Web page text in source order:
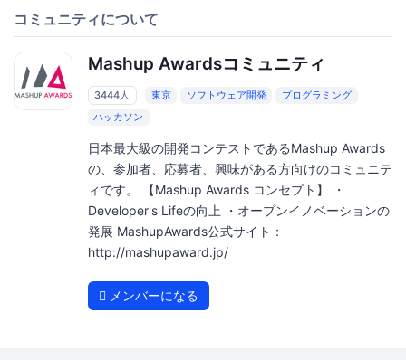
コミュニティについて
Mashup Awardsコミュニティ
3444人 東京 ソフトウェア開発
プログラミング
ハッカソン
日本最大級の開発コンテストであるMashup Awards
の、参加者、応募者、興味がある方向けのコミュニテ
ィです。 【Mashup Awards コンセプト】 ・
Developer's Lifeの向上 ・オープンイノベーションの
発展 MashupAwards公式サイト：
http://mashupaward.jp/
メンバーになる